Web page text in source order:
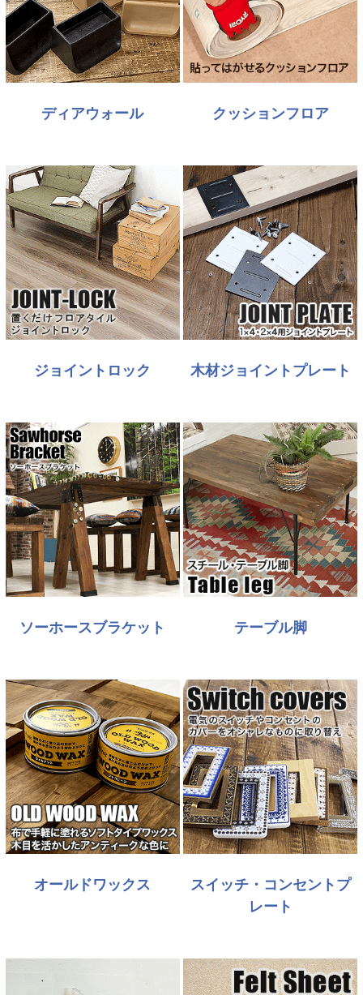
ディアウォール クッションフロア
ジョイントロック 木材ジョイントプレート
ソーホースブラケット テーブル脚
オールドワックス
スイッチ・コンセントプ
レート